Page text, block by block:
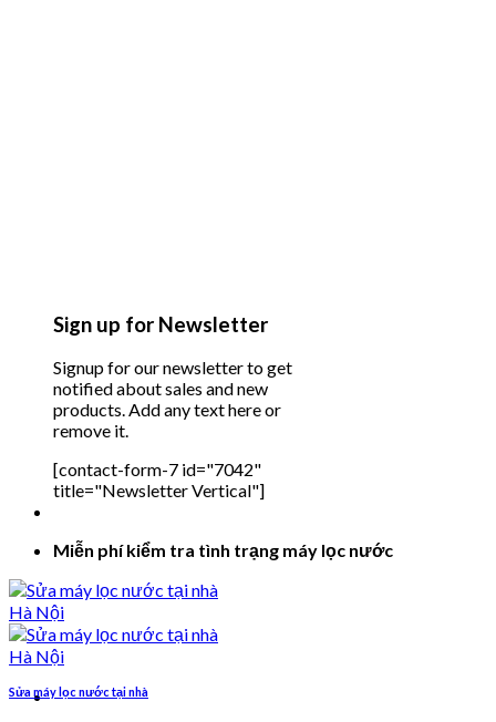
Sign up for Newsletter
Signup for our newsletter to get
notified about sales and new
products. Add any text here or
remove it.
[contact-form-7 id="7042"
title="Newsletter Vertical"]
Miễn phí kiểm tra tình trạng máy lọc nước
Sửa máy lọc nước tại nhà